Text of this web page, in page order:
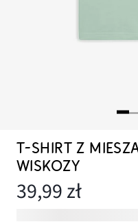
T-SHIRT Z
WISKOZY
39,99 zł